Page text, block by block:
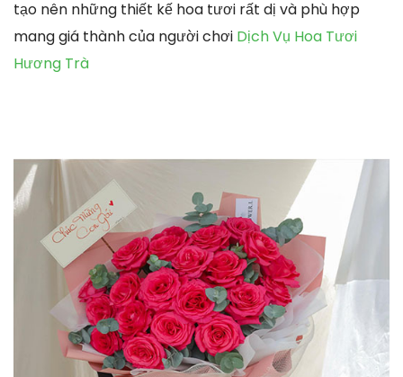
tạo nên những thiết kế hoa tươi rất dị và phù hợp
mang giá thành của người chơi Dịch Vụ Hoa Tươi
Hương Trà